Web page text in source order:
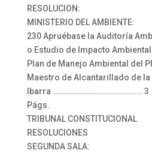
RESOLUCION:
MINISTERIO DEL AMBIENTE:
230 Apruébase la Auditoría
o Estudio de Impacto Ambiental
Plan de Manejo Ambiental del
Maestro de Alcantarillado de
Ibarra ……………………………………… 3
Págs.
TRIBUNAL CONSTITUCIONAL
RESOLUCIONES
SEGUNDA SALA: